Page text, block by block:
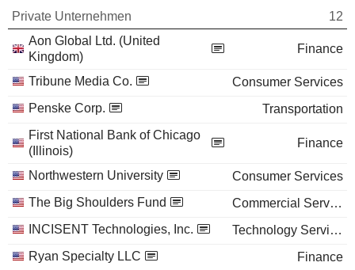
Private Unternehmen
12
Aon Global Ltd. (United
Kingdom)
Finance
Tribune Media Co.
Consumer Services
Penske Corp.
Transportation
First National Bank of Chicago
(Illinois)
Finance
Northwestern University
Consumer Services
The Big Shoulders Fund
Commercial Services
INCISENT Technologies, Inc.
Technology Services
Ryan Specialty LLC
Finance